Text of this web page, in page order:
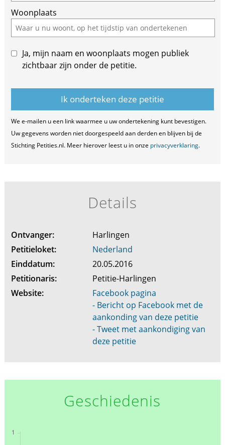
Woonplaats
Ja, mijn naam en woonplaats mogen publiek
zichtbaar zijn onder de petitie.
We e-mailen u een link waarmee u uw ondertekening kunt bevestigen.
Uw gegevens worden niet doorgespeeld aan derden en blijven bij de
Stichting Petities.nl. Meer hierover leest u in onze privacyverklaring.
Details
Ontvanger:
Harlingen
Petitieloket:
Nederland
Einddatum:
20.05.2016
Petitionaris:
Petitie-Harlingen
Website:
Facebook pagina
- Bericht op Facebook met de
aankonding van deze petitie
- Tweet met aankondiging van
deze petitie
Geschiedenis